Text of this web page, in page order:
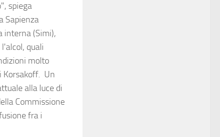
spiega
Sapienza
interna (Simi),
quali
molto
Korsakoff. Un
alla luce di
Commissione
fra i